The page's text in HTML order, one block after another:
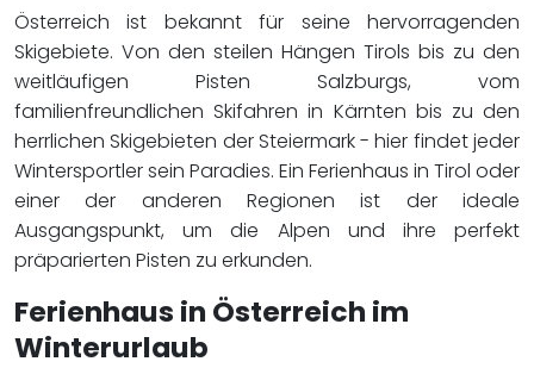
Österreich ist bekannt für seine hervorragenden
Skigebiete. Von den steilen Hängen Tirols bis zu den
weitläufigen Pisten Salzburgs, vom
familienfreundlichen Skifahren in Kärnten bis zu den
herrlichen Skigebieten der Steiermark - hier findet jeder
Wintersportler sein Paradies. Ein Ferienhaus in Tirol oder
einer der anderen Regionen ist der ideale
Ausgangspunkt, um die Alpen und ihre perfekt
präparierten Pisten zu erkunden.
Ferienhaus in Österreich im
Winterurlaub